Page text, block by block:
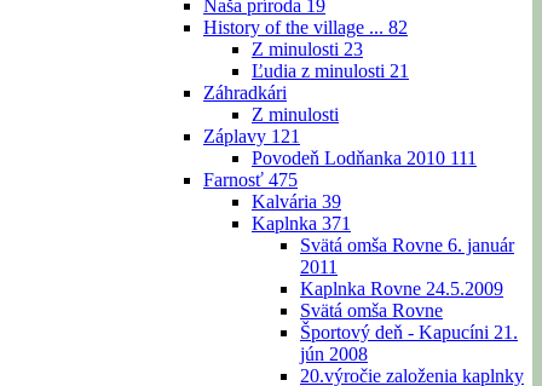
Naša príroda 19
History of the village ... 82
Z minulosti 23
Ľudia z minulosti 21
Záhradkári
Z minulosti
Záplavy 121
Povodeň Lodňanka 2010 111
Farnosť 475
Kalvária 39
Kaplnka 371
Svätá omša Rovne 6. január
2011
Kaplnka Rovne 24.5.2009
Svätá omša Rovne
Športový deň - Kapucíni 21.
jún 2008
20.výročie založenia kaplnky